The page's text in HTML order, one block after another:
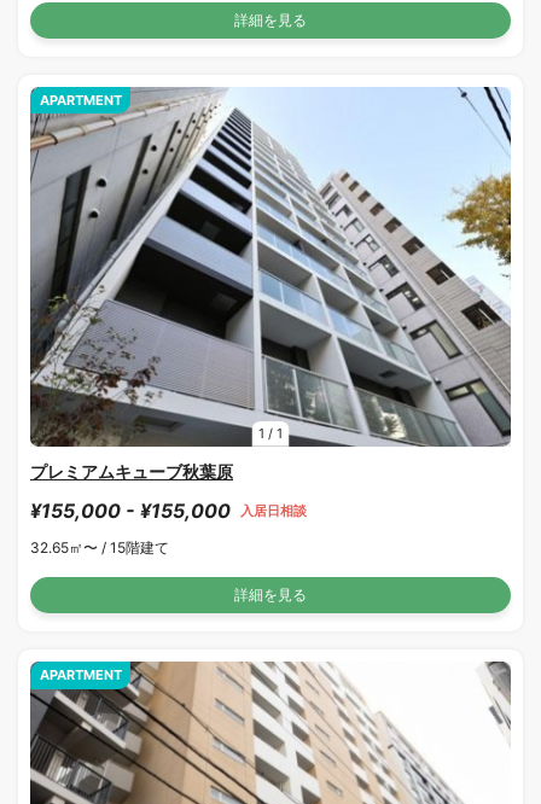
詳細を見る
1 / 1
APARTMENT
プレミアムキューブ秋葉原
¥155,000 - ¥155,000 入居日相談
32.65㎡〜 / 15階建て
詳細を見る
APARTMENT